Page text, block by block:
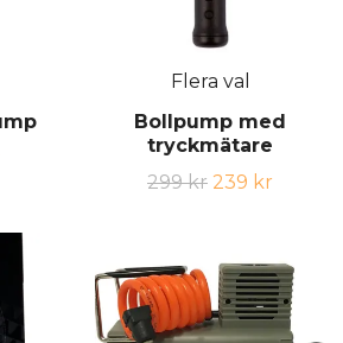
Flera val
Bollpump med
tryckmätare
299 kr 239 kr